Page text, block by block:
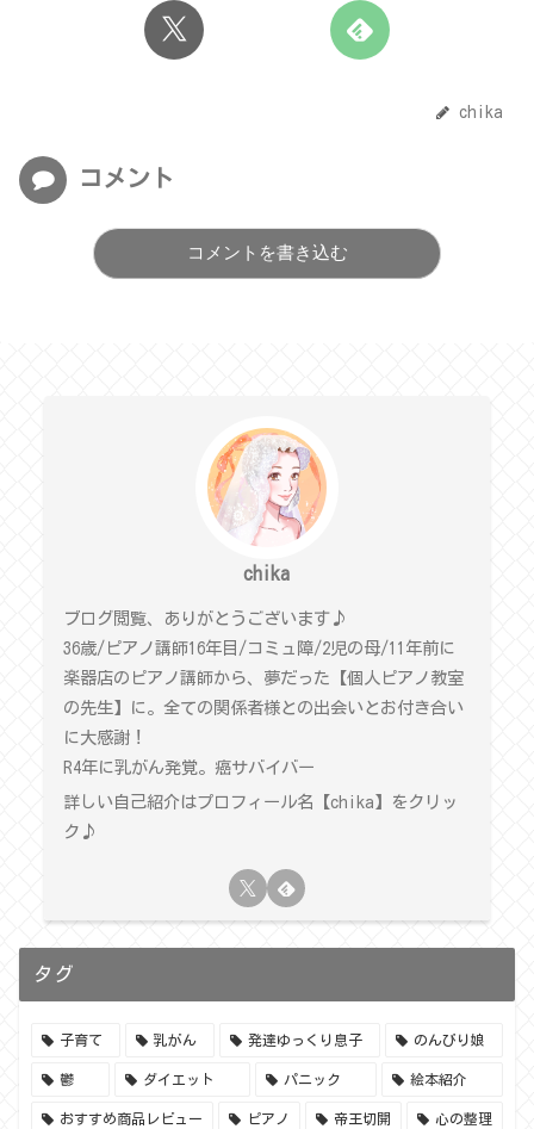
chika
コメント
コメントを書き込む
chika
ブログ閲覧、ありがとうございます♪
36歳/ピアノ講師16年目/コミュ障/2児の母/11年前に
楽器店のピアノ講師から、夢だった【個人ピアノ教室
の先生】に。全ての関係者様との出会いとお付き合い
に大感謝！
R4年に乳がん発覚。癌サバイバー
詳しい自己紹介はプロフィール名【chika】をクリッ
ク♪
タグ
子育て 乳がん 発達ゆっくり息子 のんびり娘
鬱 ダイエット パニック 絵本紹介
おすすめ商品レビュー ピアノ 帝王切開 心の整理